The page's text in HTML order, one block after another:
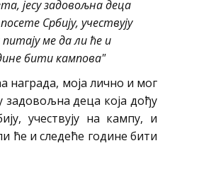
јесу задовољна деца
Србију, учествују
ме да ли ће и
бити кампова"
награда, моја лично и мог
задовољна деца која дођу
учествују на кампу, и
ће и следеће године бити